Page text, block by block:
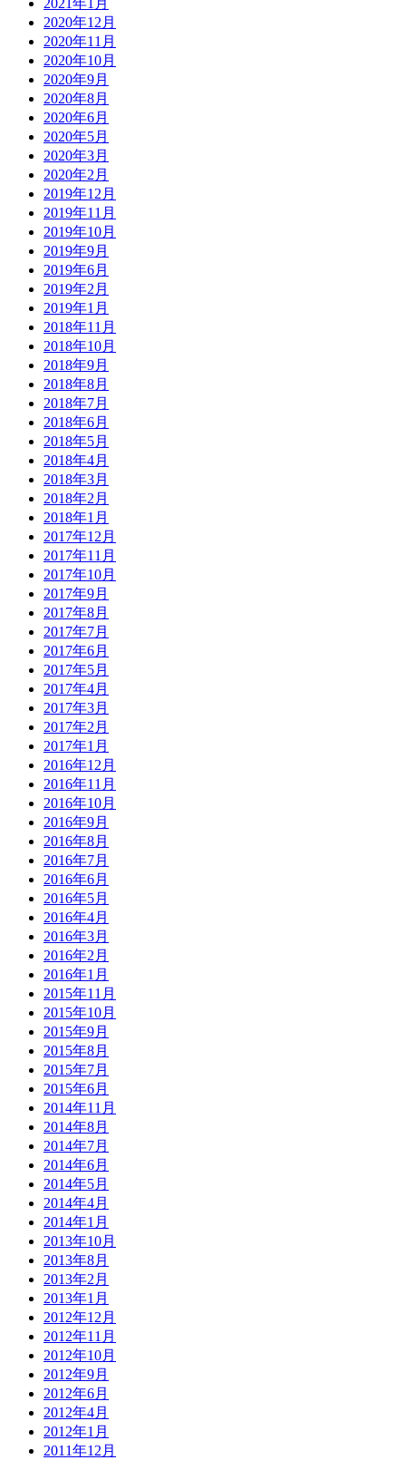
2020年12月
2020年11月
2020年10月
2020年9月
2020年8月
2020年6月
2020年5月
2020年3月
2020年2月
2019年12月
2019年11月
2019年10月
2019年9月
2019年6月
2019年2月
2019年1月
2018年11月
2018年10月
2018年9月
2018年8月
2018年7月
2018年6月
2018年5月
2018年4月
2018年3月
2018年2月
2018年1月
2017年12月
2017年11月
2017年10月
2017年9月
2017年8月
2017年7月
2017年6月
2017年5月
2017年4月
2017年3月
2017年2月
2017年1月
2016年12月
2016年11月
2016年10月
2016年9月
2016年8月
2016年7月
2016年6月
2016年5月
2016年4月
2016年3月
2016年2月
2016年1月
2015年11月
2015年10月
2015年9月
2015年8月
2015年7月
2015年6月
2014年11月
2014年8月
2014年7月
2014年6月
2014年5月
2014年4月
2014年1月
2013年10月
2013年8月
2013年2月
2013年1月
2012年12月
2012年11月
2012年10月
2012年9月
2012年6月
2012年4月
2012年1月
2011年12月